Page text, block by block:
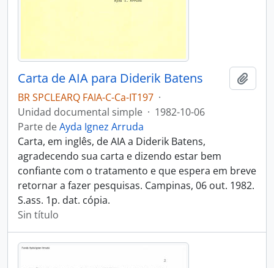
Carta de AIA para Diderik Batens
BR SPCLEARQ FAIA-C-Ca-IT197 ·
Unidad documental simple · 1982-10-06
Parte deAyda Ignez Arruda
Carta, em inglês, de AIA a Diderik Batens,
agradecendo sua carta e dizendo estar bem
confiante com o tratamento e que espera em breve
retornar a fazer pesquisas. Campinas, 06 out. 1982.
S.ass. 1p. dat. cópia.
Sin título